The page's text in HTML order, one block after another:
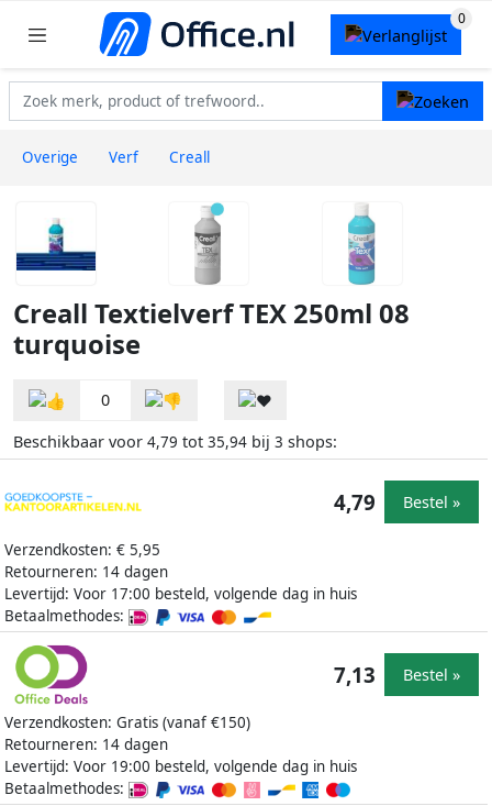
Overige Verf Creall
Creall Textielverf TEX 250ml 08
turquoise
0
Beschikbaar voor 4,79 tot 35,94 bij 3 shops:
Verzendkosten: € 5,95
Retourneren: 14 dagen
Levertijd: Voor 17:00 besteld, volgende dag in huis
Betaalmethodes:
4,79 Bestel »
Verzendkosten: Gratis (vanaf €150)
Retourneren: 14 dagen
Levertijd: Voor 19:00 besteld, volgende dag in huis
Betaalmethodes:
7,13 Bestel »